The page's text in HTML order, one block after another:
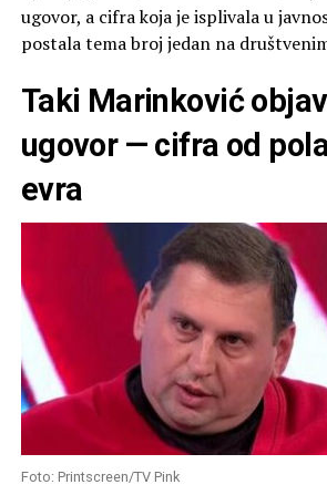
ugovor, a cifra koja je isplivala u
postala tema broj jedan na
Taki Marinković
ugovor — cifra od
evra
Foto: Printscreen/TV Pink